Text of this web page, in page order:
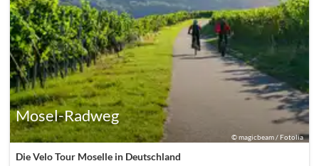
©magicbeam / Fotolia
Mosel-Radweg
Die Velo Tour Moselle in Deutschland